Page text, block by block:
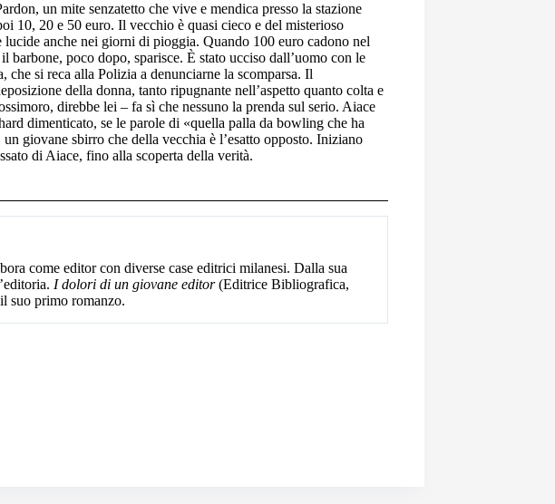
un mite senzatetto che vive e mendica presso la stazione
10, 20 e 50 euro. Il vecchio è quasi cieco e del misterioso
lucide anche nei giorni di pioggia. Quando 100 euro cadono nel
poco dopo, sparisce. È stato ucciso dall’uomo con le
che si reca alla Polizia a denunciarne la scomparsa. Il
della donna, tanto ripugnante nell’aspetto quanto colta e
direbbe lei – fa sì che nessuno la prenda sul serio. Aiace
dimenticato, se le parole di «quella palla da bowling che ha
giovane sbirro che della vecchia è l’esatto opposto. Iniziano
di Aiace, fino alla scoperta della verità.
come editor con diverse case editrici milanesi. Dalla sua
I dolori di un giovane editor(Editrice Bibliografica,
suo primo romanzo.